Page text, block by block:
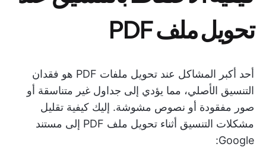
تحويل ملف PDF
أحد أكبر المشاكل عند تحويل ملفات PDF هو فقدان
التنسيق الأصلي، مما يؤدي إلى جداول غير متناسقة أو
صور مفقودة أو نصوص مشوشة. إليك كيفية تقليل
مشكلات التنسيق أثناء تحويل ملف PDF إلى مستند
Google: